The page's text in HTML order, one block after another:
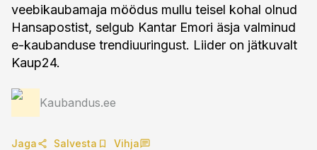
veebikaubamaja möödus mullu teisel kohal olnud
Hansapostist, selgub Kantar Emori äsja valminud
e-kaubanduse trendiuuringust. Liider on jätkuvalt
Kaup24.
Kaubandus.ee
Jaga Salvesta Vihja